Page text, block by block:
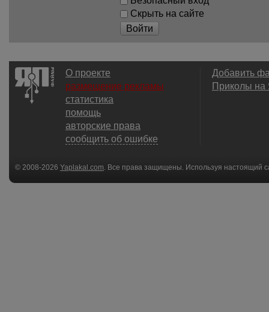
Скрыть на сайте
Войти
О проекте
размещение рекламы
статистика
помощь
авторские права
сообщить об ошибке
Добавить
Приколы
© 2008-2026 Yaplakal.com . Все права защищены. Используя настоящий
соглашения.